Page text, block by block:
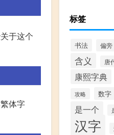
于这个
体字
标签
书法 偏旁
含义 唐
康熙字典
攻略 数字
是一个
汉字